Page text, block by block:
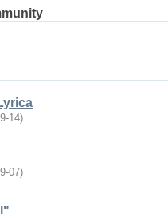
14)
07)